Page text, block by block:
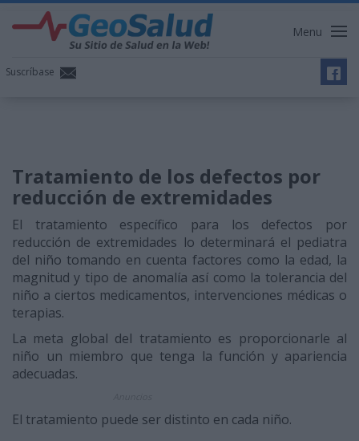
Menu
Suscríbase
Tratamiento de los defectos por
reducción de extremidades
El tratamiento específico para los defectos por
reducción de extremidades lo determinará el pediatra
del niño tomando en cuenta factores como la edad, la
magnitud y tipo de anomalía así como la tolerancia del
niño a ciertos medicamentos, intervenciones médicas o
terapias.
La meta global del tratamiento es proporcionarle al
niño un miembro que tenga la función y apariencia
adecuadas.
El tratamiento puede ser distinto en cada niño.